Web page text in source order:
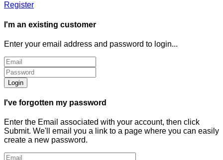
Register
I'm an existing customer
Enter your email address and password to login...
Login
I've forgotten my password
Enter the Email associated with your account, then click
Submit. We'll email you a link to a page where you can easily
create a new password.